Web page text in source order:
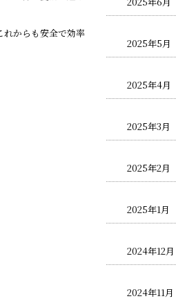
れからも安全で効率
2025年5月
2025年4月
2025年3月
2025年2月
2025年1月
2024年12月
2024年11月